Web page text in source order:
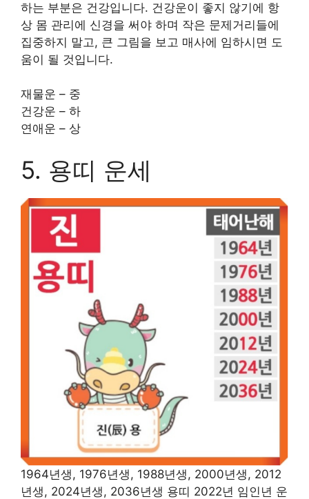
하는 부분은 건강입니다. 건강운이 좋지 않기에 항
상 몸 관리에 신경을 써야 하며 작은 문제거리들에
집중하지 말고, 큰 그림을 보고 매사에 임하시면 도
움이 될 것입니다.
재물운 – 중
건강운 – 하
연애운 – 상
5. 용띠 운세
1964년생, 1976년생, 1988년생, 2000년생, 2012
년생, 2024년생, 2036년생 용띠 2022년 임인년 운